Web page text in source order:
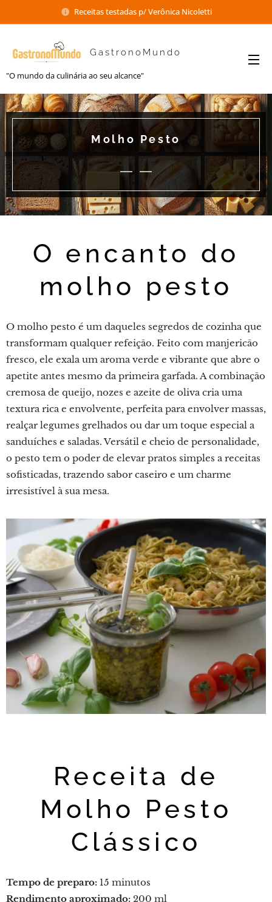
Receitas testadas p/ Verônica Nicoletti
GastronoMundo
"O mundo da culinária ao seu alcance"
Molho Pesto
O encanto do
molho pesto
O molho pesto é um daqueles segredos de cozinha que
transformam qualquer refeição. Feito com manjericão
fresco, ele exala um aroma verde e vibrante que abre o
apetite antes mesmo da primeira garfada. A combinação
cremosa de queijo, nozes e azeite de oliva cria uma
textura rica e envolvente, perfeita para envolver massas,
realçar legumes grelhados ou dar um toque especial a
sanduíches e saladas. Versátil e cheio de personalidade,
o pesto tem o poder de elevar pratos simples a receitas
sofisticadas, trazendo sabor caseiro e um charme
irresistível à sua mesa.
Receita de
Molho Pesto
Clássico
Tempo de preparo: 15 minutos
Rendimento aproximado: 200 ml